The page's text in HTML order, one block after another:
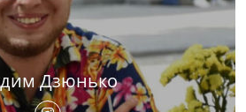
Дзюнько